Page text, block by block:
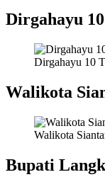
Dirgahayu
Dirgahayu 10
Walikota
Walikota
Bupati